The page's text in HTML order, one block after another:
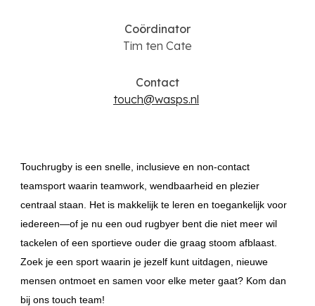
Coördinator
Tim ten Cate
Contact
touch@wasps.nl
Touchrugby is een snelle, inclusieve en non‑contact
teamsport waarin teamwork, wendbaarheid en plezier
centraal staan. Het is makkelijk te leren en toegankelijk voor
iedereen—of je nu een oud rugbyer bent die niet meer wil
tackelen of een sportieve ouder die graag stoom afblaast.
Zoek je een sport waarin je jezelf kunt uitdagen, nieuwe
mensen ontmoet en samen voor elke meter gaat? Kom dan
bij ons touch team!